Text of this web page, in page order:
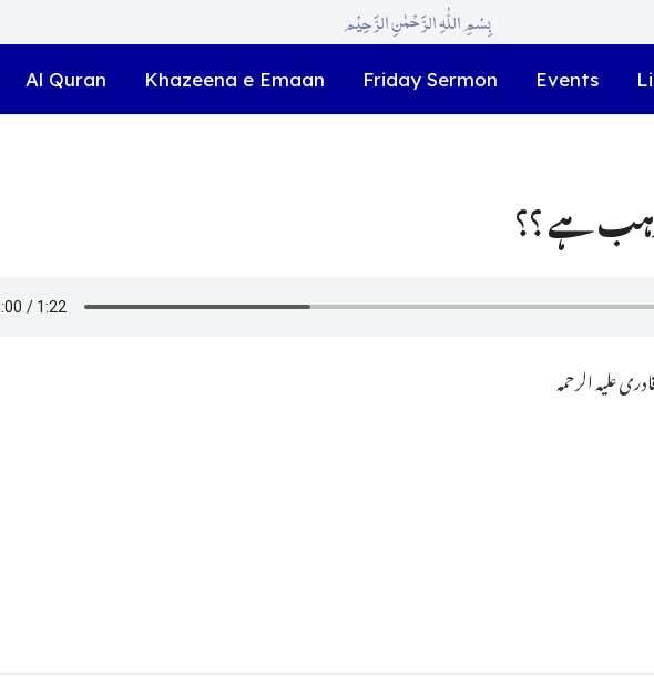
بِسْمِ اللّٰہِ الرَّحْمٰنِ الرَّحِیْم
Al Quran Khazeena e Emaan Friday Sermon Events
علیہ الرحمہ